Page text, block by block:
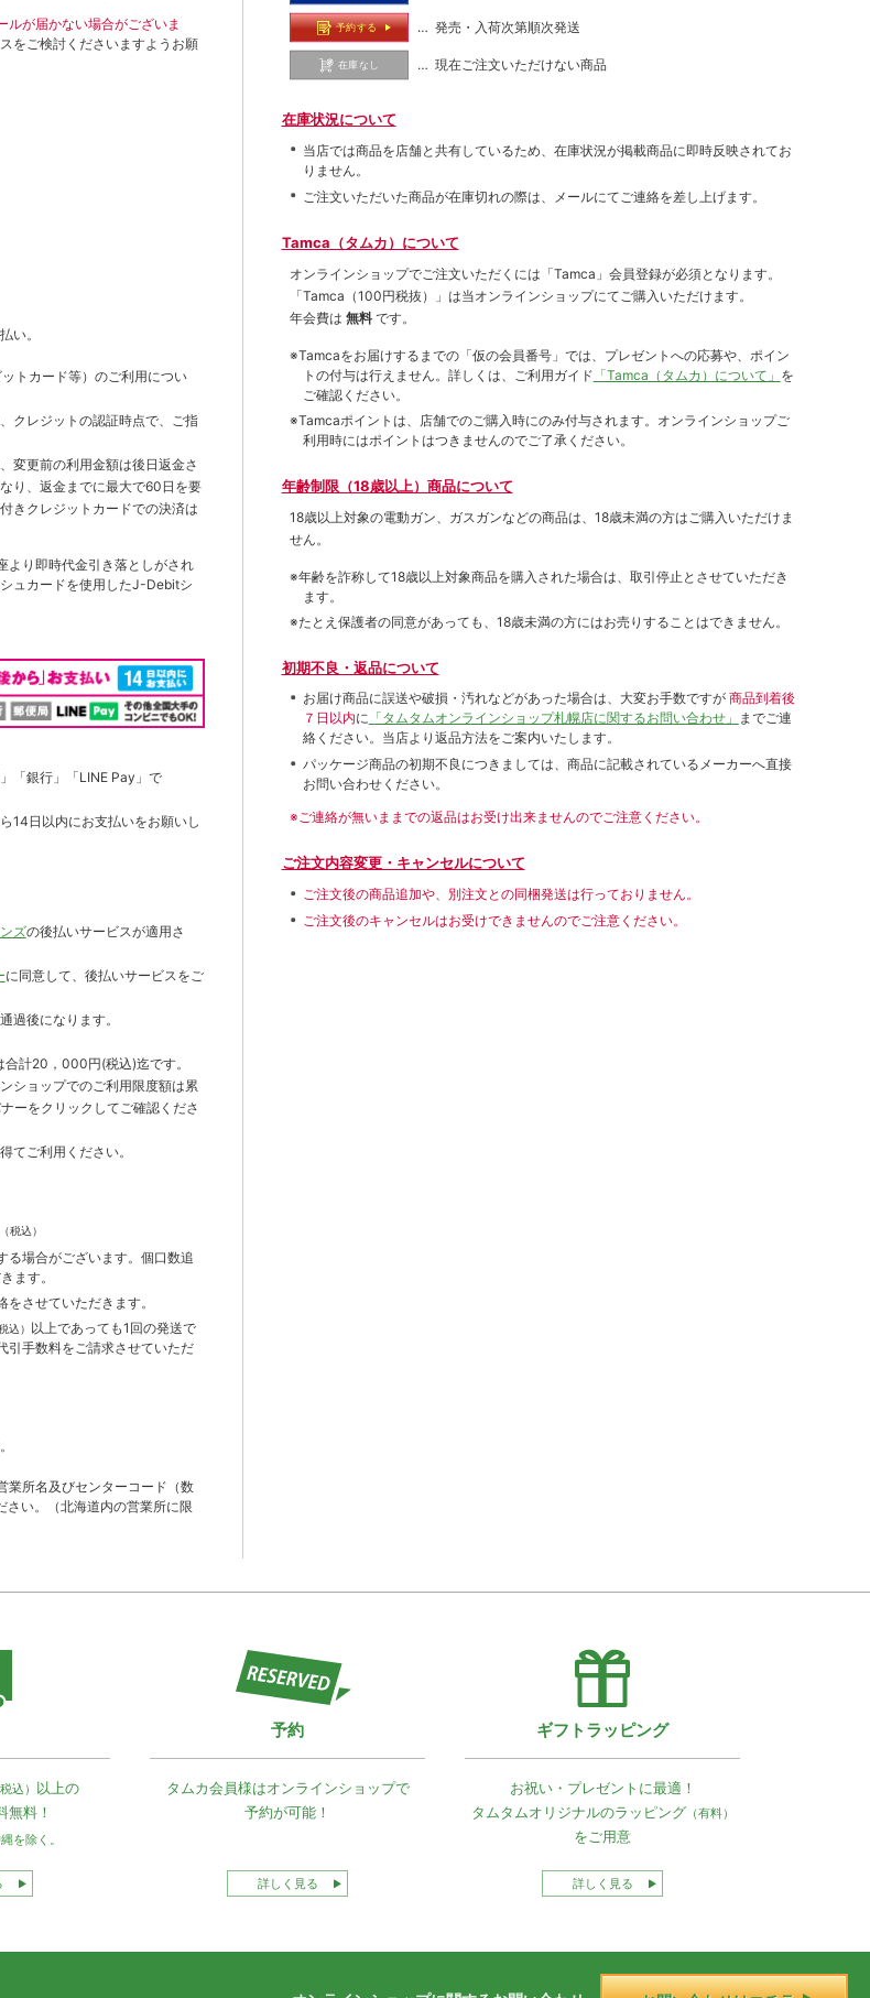
が届かない場合がございま
をご検討くださいますようお願
い。
トカード等） のご利用につい
クレジットの認証時点で、ご指
変更前の利用金額は後日返金さ
り、返金までに最大で60日を要
きクレジットカードでの決済は
より即時代金引き落としがされ
ュカードを使用したJ-Debitシ
「銀行」「LINE Pay」で
14日以内にお支払いをお願いし
ズの後払いサービスが適用さ
に同意して、後払いサービスをご
後になります。
計20，000円(税込)迄です。
ショップでのご利用限度額は累
ーをクリックしてご確認くださ
てご利用ください。
（税込）
る場合がございます。個口数追
ます。
させていただきます。
込） 以上であっても1回の発送で
引手数料をご請求させていただ
業所名及びセンターコード（数
さい。（北海道内の営業所に限
予約する … 発売・入荷次第順次発送
在庫なし … 現在ご注文いただけない商品
在庫状況について
当店では商品を店舗と共有しているため、在庫状況が掲載商品に即時反映されてお
りません。
ご注文いただいた商品が在庫切れの際は、メールにてご連絡を差し上げます。
Tamca（タムカ）について
オンラインショップでご注⽂いただくには「Tamca」会員登録が必須となります。
「Tamca （100円税抜）
」は当オンラインショップにてご購⼊いただけます。
年会費は 無料 です。
※Tamcaをお届けするまでの「仮の会員番号」では、プレゼントへの応募や、ポイン
トの付与は⾏えません。詳しくは、ご利⽤ガイド 「Tamca（タムカ）について」 を
ご確認ください。
※Tamcaポイントは、店舗でのご購⼊時にのみ付与されます。オンラインショップご
利用時にはポイントはつきませんのでご了承ください。
年齢制限（18歳以上）商品について
18歳以上対象の電動ガン、ガスガンなどの商品は、18歳未満の方はご購入いただけま
せん。
※年齢を詐称して18歳以上対象商品を購入された場合は、取引停止とさせていただき
ます。
※たとえ保護者の同意があっても、18歳未満の方にはお売りすることはできません。
初期不良・返品について
お届け商品に誤送や破損・汚れなどがあった場合は、大変お手数ですが 商品到着後
７日以内に 「タムタムオンラインショップ札幌店に関するお問い合わせ」 までご連
絡ください。当店より返品方法をご案内いたします。
パッケージ商品の初期不良につきましては、商品に記載されているメーカーへ直接
お問い合わせください。
※ご連絡が無いままでの返品はお受け出来ませんのでご注意ください。
ご注文内容変更・キャンセルについて
ご注文後の商品追加や、別注文との同梱発送は行っておりません。
ご注文後のキャンセルはお受けできませんのでご注意ください。
税込） 以上の
無料！
を除く。
予約
タムカ会員様はオンラインショップで
予約が可能！
詳しく見る
ギフトラッピング
お祝い・プレゼントに最適！
タムタムオリジナルのラッピング （有料）
をご用意
詳しく見る